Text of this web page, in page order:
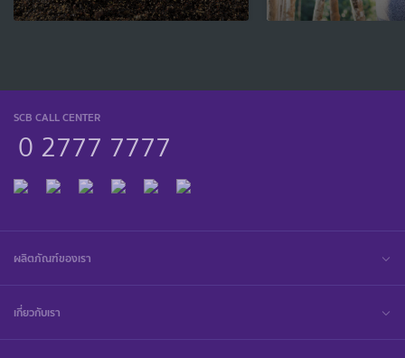
SCB CALL CENTER
0 2777 7777
ผลิตภัณฑ์ของเรา
เกี่ยวกับเรา